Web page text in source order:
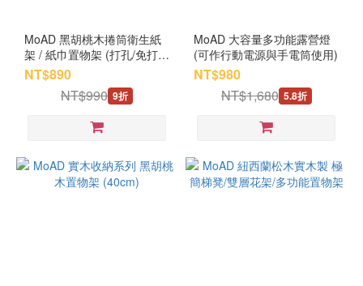
MoAD 黑胡桃木捲筒衛生紙
架 / 紙巾置物架 (打孔/免打孔
兩種安裝)
NT$890
NT$990 9折
MoAD 大容量多功能露營燈
(可作行動電源與手電筒使用)
NT$980
NT$1,680 5.8折